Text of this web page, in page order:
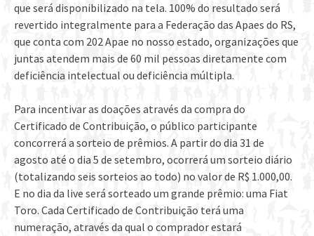
que será disponibilizado na tela. 100% do resultado será
revertido integralmente para a Federação das Apaes do RS,
que conta com 202 Apae no nosso estado, organizações que
juntas atendem mais de 60 mil pessoas diretamente com
deficiência intelectual ou deficiência múltipla.
Para incentivar as doações através da compra do
Certificado de Contribuição, o público participante
concorrerá a sorteio de prêmios. A partir do dia 31 de
agosto até o dia 5 de setembro, ocorrerá um sorteio diário
(totalizando seis sorteios ao todo) no valor de R$ 1.000,00.
E no dia da live será sorteado um grande prêmio: uma Fiat
Toro. Cada Certificado de Contribuição terá uma
numeração, através da qual o comprador estará